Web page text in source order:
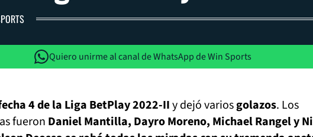
Quiero unirme al canal de WhatsApp de Win Sports
4 de la Liga BetPlay 2022-IIy dejó variosgolazos. Los
fueron Daniel Mantilla, Dayro Moreno, Michael Rangel y